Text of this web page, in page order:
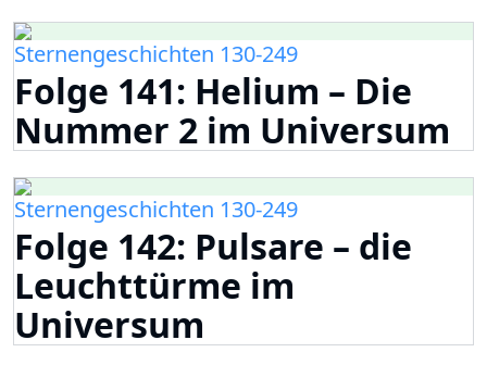
Sternengeschichten 130-249
Folge 141: Helium – Die
Nummer 2 im Universum
Sternengeschichten 130-249
Folge 142: Pulsare – die
Leuchttürme im
Universum